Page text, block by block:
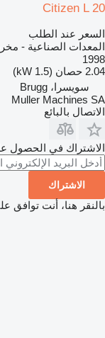
Citizen L 20
السعر عند الطلب
المعدات الصناعية -
1998
2.04 حصان (1.5 kW)
سويسرا، Brugg
Muller Machines SA
الاتصال بالبائع
الاشتراك في الحصول
الاشتراك
بالنقر هنا، أنت توافق